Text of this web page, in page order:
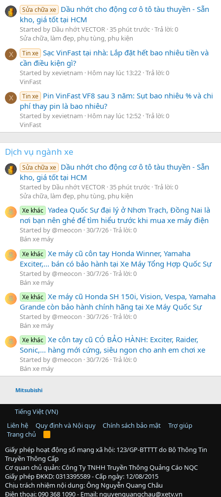
Sửa chữa xe Dầu nhớt cho động cơ ô tô tàu thuyền - Sẵn
kho, giá tốt tại HCM
Started by Dầu nhớt VECTOR 35 phút trước Trả lời: 0
Sửa chữa, làm đẹp, phụ tùng, phụ kiện
X Tin xe Sạc VinFast tại nhà: Lắp đặt hết bao nhiêu tiền và
cần điều kiện gì?
Started by xevietnam Hôm nay lúc 13:22 Trả lời: 0
VinFast
X Tin xe Pin VinFast VF8 sau 3 năm: Sụt bao nhiêu % và chi
phí thay pin là bao nhiêu?
Started by xevietnam Hôm nay lúc 12:52 Trả lời: 0
VinFast
Dịch vụ ngành xe
Sửa chữa xe Dầu nhớt cho động cơ ô tô tàu thuyền - Sẵn
kho, giá tốt tại HCM
Started by Dầu nhớt VECTOR 35 phút trước Trả lời: 0
Sửa chữa, làm đẹp, phụ tùng, phụ kiện
Xe khác Yadea Quốc Sự đại lý ở Nhơn Trạch, Đồng Nai là
nơi bạn nên ghé để tìm hiểu trước khi mua xe máy điện
Started by @meocon 30/7/26 Trả lời: 0
Bán xe máy
Xe khác Xe máy cũ côn tay Honda Winner, Yamaha
Exciter,... bán có bảo hành tại Xe Máy Tổng Hợp Quốc Sự
Started by @meocon 30/7/26 Trả lời: 0
Bán xe máy
Xe khác Xe máy cũ Honda SH 150i, Vision, Vespa, Yamaha
Grande còn bảo hành chính hãng tại Xe Máy Quốc Sự
Started by @meocon 30/7/26 Trả lời: 0
Bán xe máy
Xe khác Xe côn tay cũ CÓ BẢO HÀNH: Exciter, Raider,
Sonic,... hàng mới cứng, siêu ngon cho anh em chơi xe
Started by @meocon 30/7/26 Trả lời: 0
Bán xe máy
Mitsubishi
Tiếng Việt (VN)
Liên hệ
Quy định và Nội quy Chính sách bảo mật
Trợ giúp
Trang chủ
R
S
Giấy phép hoạt động số mạng xã hội: 123/GP-BTTTT do Bộ Thông Tin
Truyền Thông Cấp
Cơ quan chủ quản: Công Ty TNHH Truyền Thông Quảng Cáo NQC
Giấy phép ĐKKD: 0313395589 - Cấp ngày: 12/08/2015
Chịu trách nhiệm nội dung: Ông Nguyễn Quang Châu
Điện thoại: 090 368 1090 - Email: nguyenquangchau@xetv.vn